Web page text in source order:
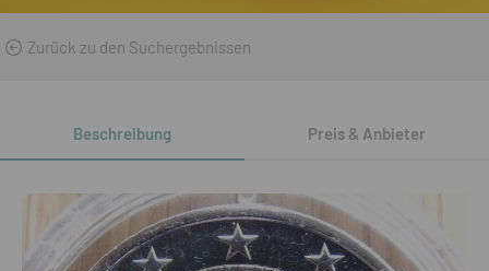
Zurück zu den Suchergebnissen
Beschreibung Preis & Anbieter